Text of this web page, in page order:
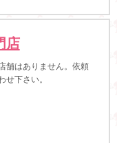
店
舗はありません。依頼
せ下さい。